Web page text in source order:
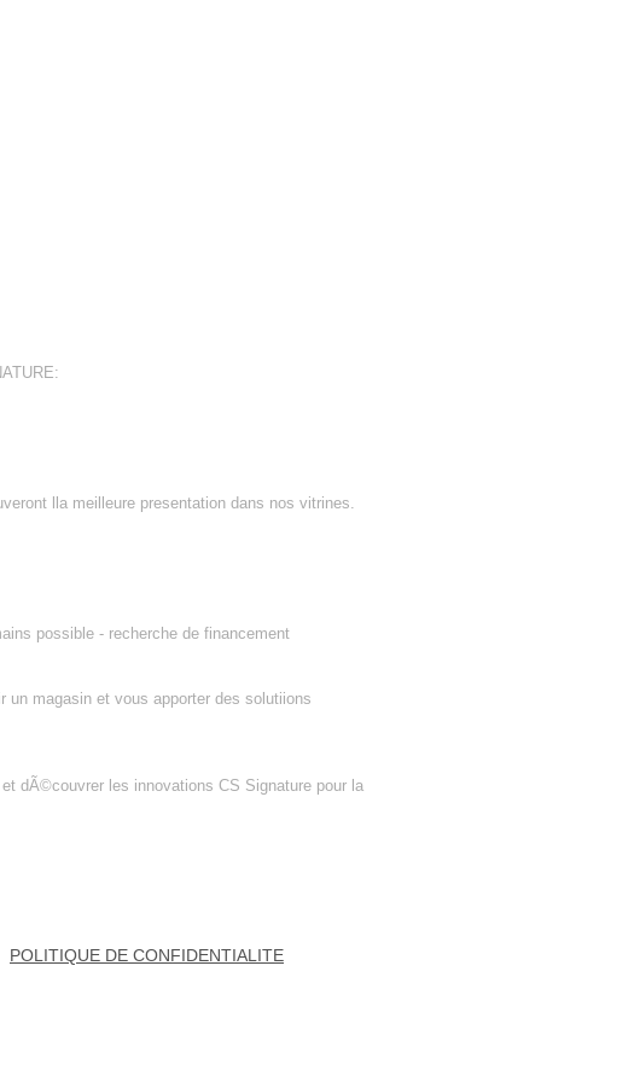
lla meilleure presentation dans nos vitrines.
possible - recherche de financement
magasin et vous apporter des solutiions
dÃ©couvrer les innovations CS Signature pour la
POLITIQUE DE CONFIDENTIALITE